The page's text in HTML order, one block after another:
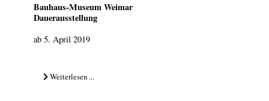
Bauhaus-Museum Weimar
Dauerausstellung
ab 5. April 2019
Weiterlesen ...